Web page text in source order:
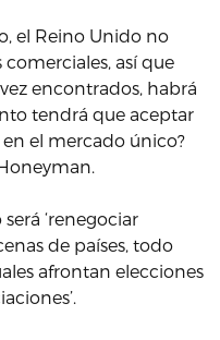
el Reino Unido no
así que
encontrados, habrá
tendrá que aceptar
el mercado único?
‘renegociar
de países, todo
afrontan elecciones